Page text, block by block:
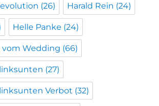
(26) Harald Rein (24)
Helle Panke (24)
vom Wedding (66)
(27)
Verbot (32)